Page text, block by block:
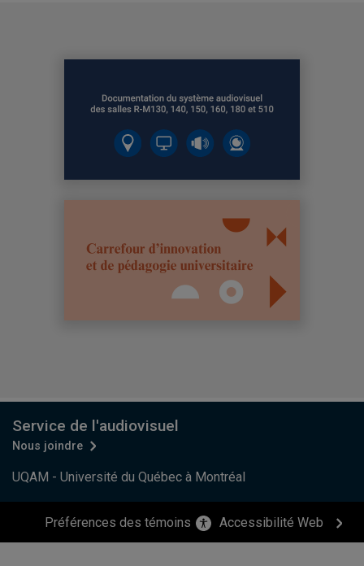
UQAM - Université du Québec à Montréal
Service de l'audiovisuel
Nous joindre
Préférences des témoins Accessibilité Web